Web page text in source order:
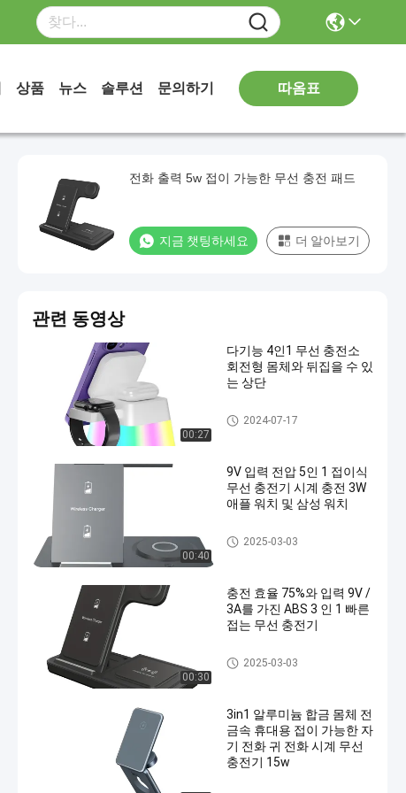
상품 뉴스 솔루션 문의하기 따옴표
전화 출력 5w 접이 가능한 무선 충전 패드
지금 챗팅하세요 더 알아보기
관련 동영상
00:27
다기능 4인1 무선 충전소
회전형 몸체와 뒤집을 수 있
는 상단
접이식 무선 충전
2024-07-17
00:40
9V 입력 전압 5인 1 접이식
무선 충전기 시계 충전 3W
애플 워치 및 삼성 워치
접이식 무선 충전
2025-03-03
00:30
충전 효율 75%와 입력 9V /
3A를 가진 ABS 3 인 1 빠른
접는 무선 충전기
접이식 무선 충전
2025-03-03
3in1 알루미늄 합금 몸체 전
금속 휴대용 접이 가능한 자
기 전화 귀 전화 시계 무선
충전기 15w